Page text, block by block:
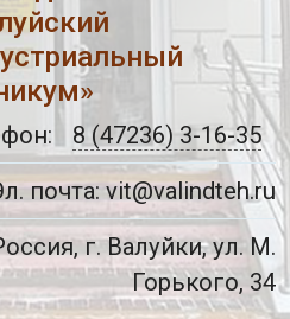
8 (47236) 3-16-35
почта: vit@valindteh.ru
г. Валуйки, ул. М.
Горького, 34